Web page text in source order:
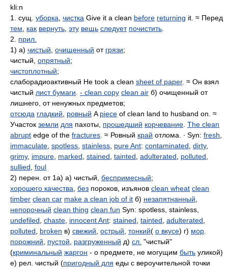
kli:n
1. сущ. уборка чистка Give it a clean before returning it. ≈ Перед
тем
как вернуть эту вещь следует почистить
2. прил.
1) а) чистый очищенный от грязи;
чистый, опрятный;
чистоплотный;
слаборадиоактивный He took a clean sheet of paper. ≈ Он взял
чистый лист бумаги - clean copy clean air б) очищенный от
лишнего, от ненужных предметов;
отсюда гладкий ровный A piece of clean land to husband on. ≈
Участок земли для пахоты, прошедший корчевание The clean
abrupt edge of the fractures . ≈ Ровный край отлома. ∙ Syn: fresh
immaculate spotless stainless pure Ant: contaminated dirty,
grimy, impure marked stained tainted adulterated polluted
sullied foul
2) перен. от 1а) а) чистый, беспримесный;
хорошего качества без пороков, изъянов clean wheat clean
timber clean car make a clean job of it б) незапятнанный
непорочный clean thing clean fun Syn: spotless, stainless,
undefiled chaste innocent Ant: stained tainted adulterated
polluted
broken в) свежий острый тонкий( о вкусе) г) мор
порожний
пустой разгруженный д) сл. "чистый"
(криминальный жаргон - о предмете, не могущим быть уликой)
е) рел. чистый (пригодный для еды с вероучительной точки